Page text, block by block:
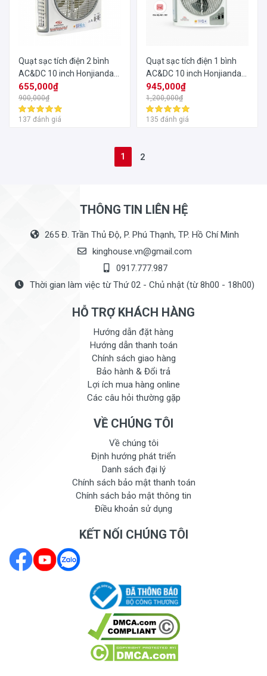
Quạt sạc tích điện 2 bình
AC&DC 10 inch Honjianda
FL201
655,000₫
900,000₫
137 đánh giá
Quạt sạc tích điện 1 bình
AC&DC 10 inch Honjianda
FL213
945,000₫
1,200,000₫
135 đánh giá
1 2
THÔNG TIN LIÊN HỆ
265 Đ. Trần Thủ Độ, P. Phú Thạnh, TP. Hồ Chí Minh
kinghouse.vn@gmail.com
0917.777.987
Thời gian làm việc từ Thứ 02 - Chủ nhật (từ 8h00 - 18h00)
HỖ TRỢ KHÁCH HÀNG
Hướng dẫn đặt hàng
Hướng dẫn thanh toán
Chính sách giao hàng
Bảo hành & Đổi trả
Lợi ích mua hàng online
Các câu hỏi thường gặp
VỀ CHÚNG TÔI
Về chúng tôi
Định hướng phát triển
Danh sách đại lý
Chính sách bảo mật thanh toán
Chính sách bảo mật thông tin
Điều khoản sử dụng
KẾT NỐI CHÚNG TÔI